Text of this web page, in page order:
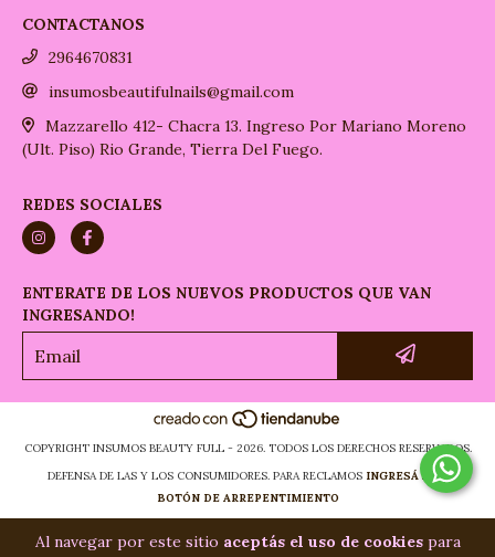
Al navegar por este sitio aceptás el uso de cookiespara
CONTACTANOS
2964670831
insumosbeautifulnails@gmail.com
Mazzarello 412- Chacra 13. Ingreso Por Mariano Moreno
(Ult. Piso) Rio Grande, Tierra Del Fuego.
REDES SOCIALES
ENTERATE DE LOS NUEVOS PRODUCTOS QUE VAN
INGRESANDO!
COPYRIGHT INSUMOS BEAUTY FULL - 2026. TODOS LOS DERECHOS RESERVADOS.
DEFENSA DE LAS Y LOS CONSUMIDORES. PARA RECLAMOS INGRESÁ ACÁ.
BOTÓN DE ARREPENTIMIENTO